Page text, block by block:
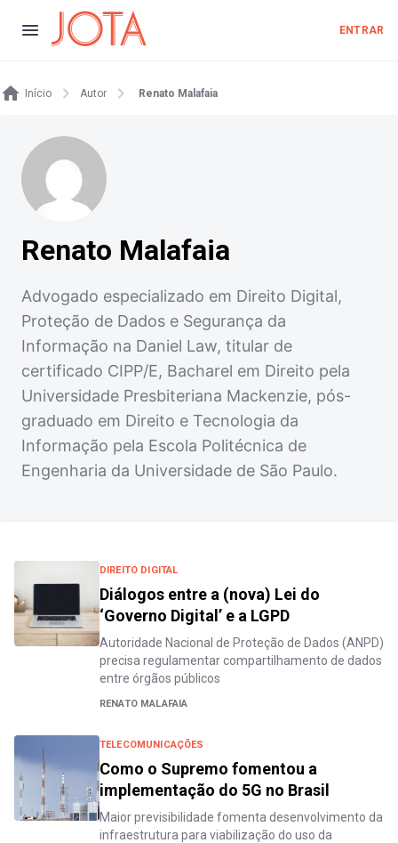
ENTRAR
Início Autor Renato Malafaia
Renato Malafaia
Advogado especializado em Direito Digital,
Proteção de Dados e Segurança da
Informação na Daniel Law, titular de
certificado CIPP/E, Bacharel em Direito pela
Universidade Presbiteriana Mackenzie, pós-
graduado em Direito e Tecnologia da
Informação pela Escola Politécnica de
Engenharia da Universidade de São Paulo.
DIREITO DIGITAL
Diálogos entre a (nova) Lei do
‘Governo Digital’ e a LGPD
Autoridade Nacional de Proteção de Dados (ANPD)
precisa regulamentar compartilhamento de dados
entre órgãos públicos
RENATO MALAFAIA
TELECOMUNICAÇÕES
Como o Supremo fomentou a
implementação do 5G no Brasil
Maior previsibilidade fomenta desenvolvimento da
infraestrutura para viabilização do uso da